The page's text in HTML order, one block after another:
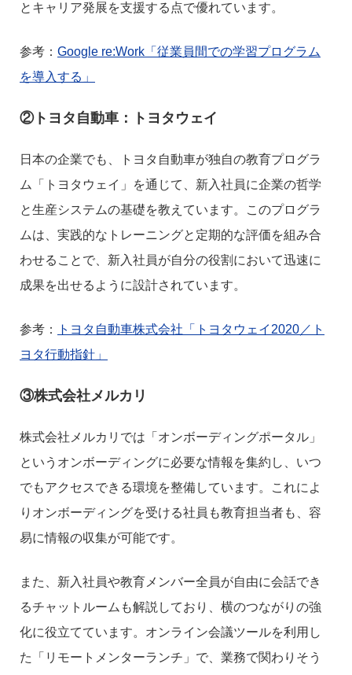
とキャリア発展を支援する点で優れています。
参考： Google re:Work「従業員間での学習プログラム
を導入する」
②トヨタ自動車：トヨタウェイ
日本の企業でも、トヨタ自動車が独自の教育プログラ
ム「トヨタウェイ」を通じて、新入社員に企業の哲学
と生産システムの基礎を教えています。このプログラ
ムは、実践的なトレーニングと定期的な評価を組み合
わせることで、新入社員が自分の役割において迅速に
成果を出せるように設計されています。
参考：
トヨタ自動車株式会社「トヨタウェイ2020／ト
ヨタ行動指針」
③株式会社メルカリ
株式会社メルカリでは「オンボーディングポータル」
というオンボーディングに必要な情報を集約し、いつ
でもアクセスできる環境を整備しています。これによ
りオンボーディングを受ける社員も教育担当者も、容
易に情報の収集が可能です。
また、新入社員や教育メンバー全員が自由に会話でき
るチャットルームも解説しており、横のつながりの強
化に役立てています。オンライン会議ツールを利用し
た「リモートメンターランチ」で、業務で関わりそう